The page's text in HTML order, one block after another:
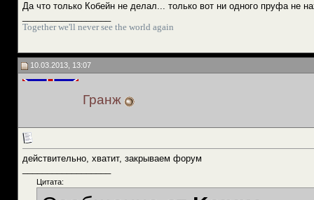
Да что только Кобейн не делал... только вот ни одного пруфа не
Together we'll never see the world again
10.03.2013, 13:07
Гранж
действительно, хватит, закрываем форум
Цитата: